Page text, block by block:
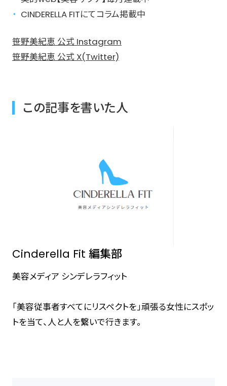
CINDERELLA FITにてコラム掲載中
笹野美紀恵 公式 Instagram
笹野美紀恵 公式 X(Twitter)
この記事を書いた人
Cinderella Fit 編集部
美容メディア シンデレラフィット
「美容従事者すべてにリスペクトを」頑張る女性にスポッ
トを当て、人と人を繋いで行きます。